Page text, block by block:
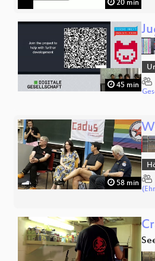
20 min
45 min
58 min